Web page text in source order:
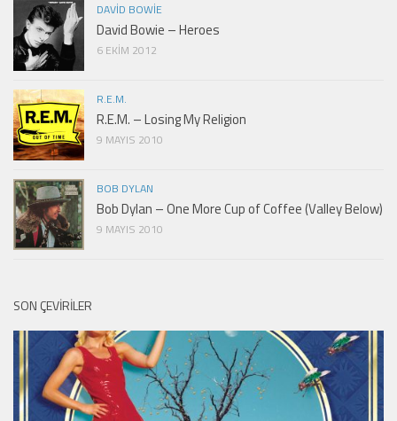
DAVID BOWIE
David Bowie – Heroes
6 EKIM 2012
R.E.M.
R.E.M. – Losing My Religion
9 MAYIS 2010
BOB DYLAN
Bob Dylan – One More Cup of Coffee (Valley Below)
9 MAYIS 2010
SON ÇEVIRILER